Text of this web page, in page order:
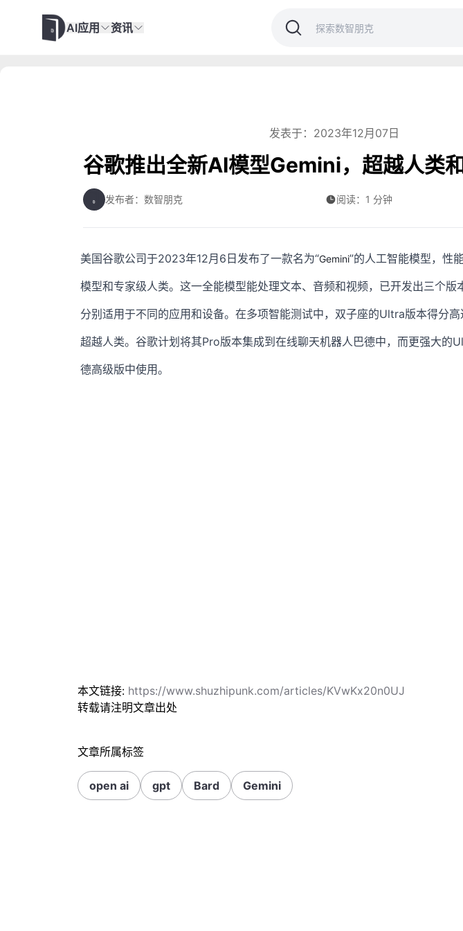
AI应用 资讯
发表于：2023年12月07日
谷歌推出全新AI模型Gemini，超越人类
发布者：数智朋克 阅读：1 分钟
美国谷歌公司于2023年12月6日发布了一款名为“Gemini”的人工智能模型，性
模型和专家级人类。这一全能模型能处理文本、音频和视频，已开发出三个版
分别适用于不同的应用和设备。在多项智能测试中，双子座的Ultra版本得分
超越人类。谷歌计划将其Pro版本集成到在线聊天机器人巴德中，而更强大的
德高级版中使用​。
本文链接: https://www.shuzhipunk.com/articles/KVwKx20n0UJ
转载请注明文章出处
文章所属标签
open ai gpt Bard Gemini